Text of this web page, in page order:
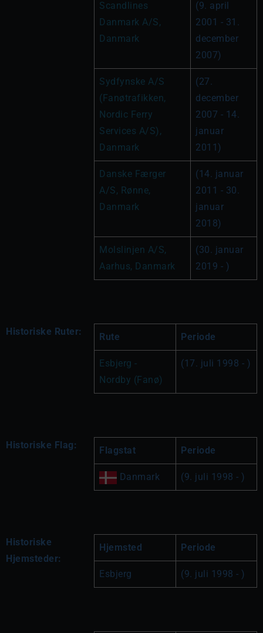
Scandlines
Danmark A/S,
Danmark
(9. april
2001 - 31.
december
2007)
Sydfynske A/S
(Fanøtrafikken,
Nordic Ferry
Services A/S),
Danmark
(27.
december
2007 - 14.
januar
2011)
Danske Færger
A/S, Rønne,
Danmark
(14. januar
2011 - 30.
januar
2018)
Molslinjen A/S,
Aarhus, Danmark
(30. januar
2019 - )
Historiske Ruter: Rute Periode
Esbjerg -
Nordby (Fanø)
(17. juli 1998 - )
Historiske Flag: Flagstat Periode
Danmark (9. juli 1998 - )
Historiske
Hjemsteder:
Hjemsted Periode
Esbjerg (9. juli 1998 - )